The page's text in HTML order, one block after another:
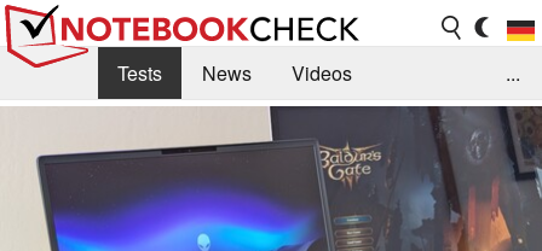
Tests News
Videos
Externe Tests
Kaufberatung
Deals Suche
Jobs
Forum
...